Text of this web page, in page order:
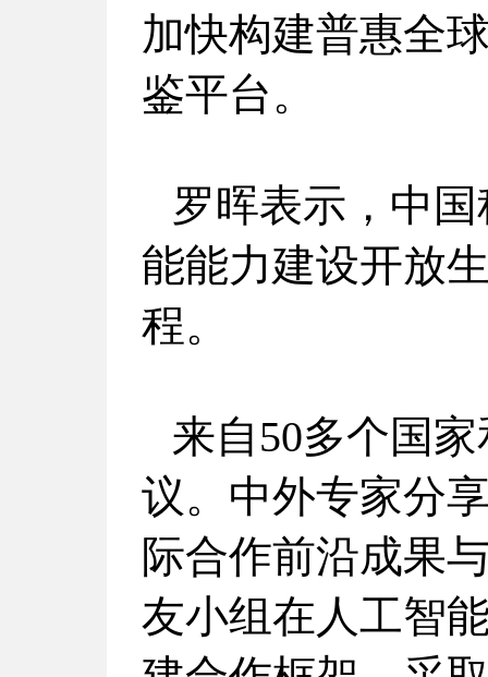
加快构建普惠全
鉴平台。
罗晖表示，中
能能力建设开放
程。
来自50多个国
议。中外专家分
际合作前沿成果
友小组在人工智